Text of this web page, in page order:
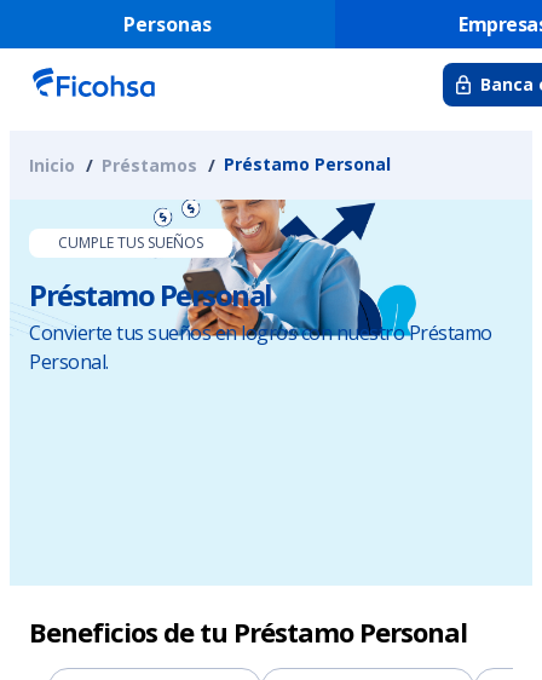
Personas
Banca
Inicio Préstamos Préstamo Personal
CUMPLE TUS SUEÑOS
Préstamo Personal
Convierte tus sueños en logros con nuestro Préstamo
Personal.
Beneficios de tu Préstamo Personal